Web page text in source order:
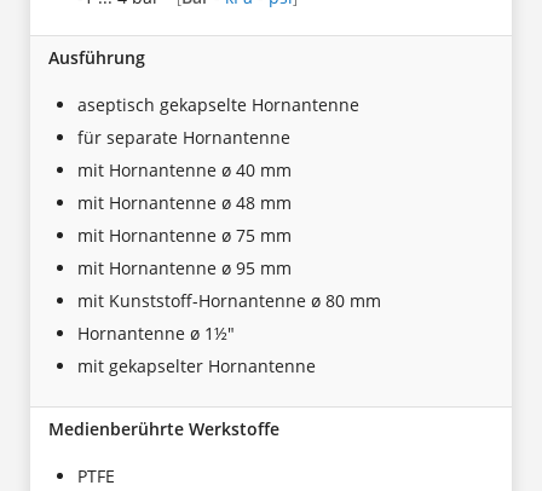
Ausführung
aseptisch gekapselte Hornantenne
für separate Hornantenne
mit Hornantenne ø 40 mm
mit Hornantenne ø 48 mm
mit Hornantenne ø 75 mm
mit Hornantenne ø 95 mm
mit Kunststoff-Hornantenne ø 80 mm
Hornantenne ø 1½"
mit gekapselter Hornantenne
Medienberührte Werkstoffe
PTFE